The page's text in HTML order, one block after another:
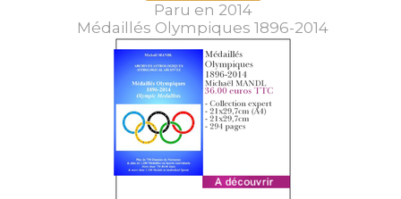
Paru en 2014
Médaillés Olympiques 1896-2014